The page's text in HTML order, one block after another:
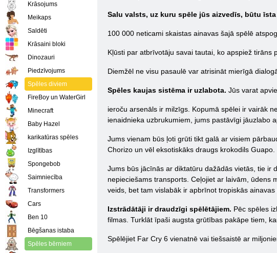
Salu valsts, uz kuru spēle jūs aizvedīs, būtu
100 000 neticami skaistas ainavas šajā spēlē
Kļūsti par atbrīvotāju savai tautai, ko apspiež tirāns
Diemžēl ne visu pasaulē var atrisināt mierīgā
Spēles kaujas sistēma ir uzlabota. Jūs varat
ieroču arsenāls ir milzīgs. Kopumā spēlei ir vairāk
ienaidnieka uzbrukumiem, jums pastāvīgi jāuzlabo
Jums vienam būs ļoti grūti tikt galā ar visiem
Chorizo un vēl eksotiskāks draugs krokodils Guapo.
Jums būs jācīnās ar diktatūru dažādās vietās, tie ir
nepieciešams transports. Ceļojiet ar laivām, ūdens
veids, bet tam vislabāk ir apbrīnot tropiskās
Izstrādātāji ir draudzīgi spēlētājiem. Pēc spēles
filmas. Turklāt īpaši augsta grūtības pakāpe tiem,
Spēlējiet Far Cry 6 vienatnē vai tiešsaistē ar
Krāsojums
Meikaps
Saldēti
Krāsaini bloki
Dinozauri
Piedzīvojums
Spēles diviem
FireBoy un WaterGirl
Minecraft
Baby Hazel
karikatūras spēles
Izglītības
Spongebob
Saimniecība
Transformers
Cars
Ben 10
Bēgšanas istaba
Spēles bērniem